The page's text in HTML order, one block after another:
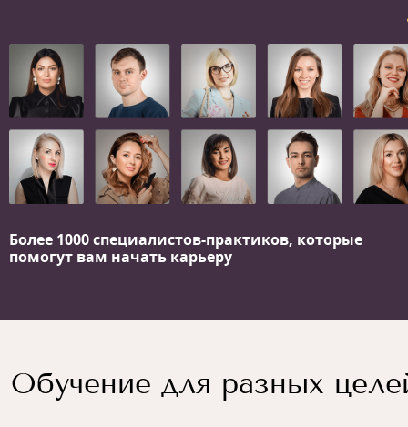
Более 1000 специалистов-практиков, которые
помогут вам начать карьеру
Обучение для разных